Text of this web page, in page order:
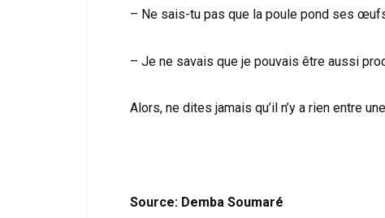
– Ne sais-tu pas que la poule pond ses
– Je ne savais que je pouvais être aussi
Alors, ne dites jamais qu’il n’y a rien entre
Source: Demba Soumaré